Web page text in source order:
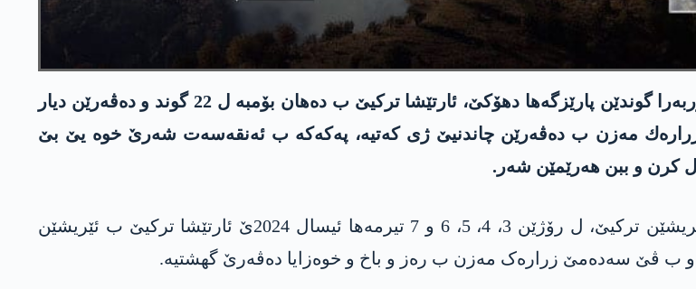
د 5 رۆژێن رابووری دا‌ ب سه‌ده‌ما لڤ و ته‌ڤگه‌رێن په‌كه‌كێ یێن دۆربه‌را گوندێن پارێزگه‌ها دهۆكێ، ئارتێشا تركیێ ب ده‌هان بۆمبه‌ ل 22 گوند و ده‌ڤه‌رێن دیار
زراره‌ك مه‌زن ب ده‌ڤه‌رێن چاندنیێ ژی كه‌تیه‌، په‌كه‌كه‌ ب ئه‌نقه‌سه‌ت شه‌رێ خوه‌ یێ بێ
كرن و ببن هه‌رێمێن شه‌ر.
ل گۆری ئامارا 5 رۆژێن رابووری یا لڤ و ته‌ڤگه‌رێن په‌كه‌كێ و ئێریشێن تركیێ، ل رۆژێن 3، 4، 5، 6 و 7 تیرمه‌ها ئیسال 2024ێ ئارتێشا ترکیێ ب ئێریشێن